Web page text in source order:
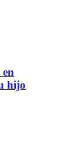
hijo